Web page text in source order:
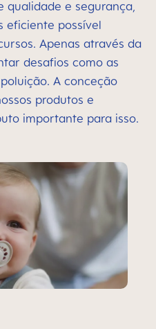
qualidade e segurança,
eficiente possível
Apenas através da
desafios como as
A conceção
produtos e
importante para isso.